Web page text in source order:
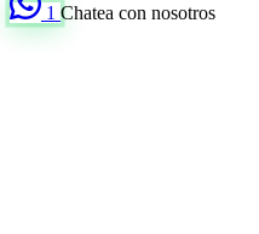
1 Chatea con nosotros